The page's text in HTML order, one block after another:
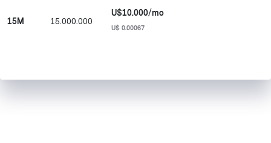
15M 15.000.000
U$10.000/mo
U$ 0.00067